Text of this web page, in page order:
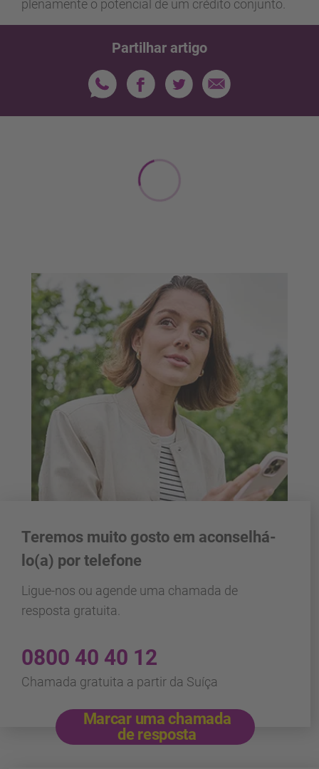
plenamente o potencial de um crédito conjunto.
Partilhar artigo
Teremos muito gosto em aconselhá-
lo(a) por telefone
Ligue-nos ou agende uma chamada de
resposta gratuita.
0800 40 40 12
Chamada gratuita a partir da Suíça
Marcar uma chamada
de resposta